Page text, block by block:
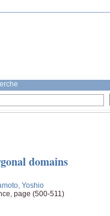
domains
Yoshio
page (500-511)